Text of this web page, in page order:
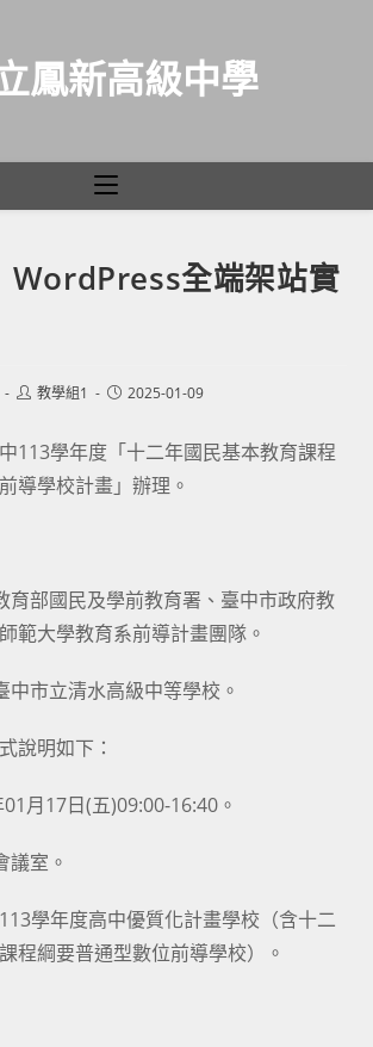
鳳新高級中學
WordPress全端架站實
Post教學組1
Post2025-01-09
113學年度「十二年國民基本教育課程
導學校計畫」辦理。
育部國民及學前教育署、臺中市政府教
範大學教育系前導計畫團隊。
中市立清水高級中等學校。
說明如下：
月17日(五)09:00-16:40。
議室。
學年度高中優質化計畫學校（含十二
程綱要普通型數位前導學校）。